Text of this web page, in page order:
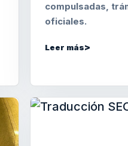
compulsadas,
oficiales.
Leer más